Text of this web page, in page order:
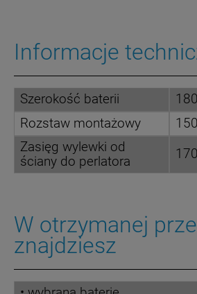
Informacje
Szerokość baterii
Rozstaw montażowy
Zasięg wylewki od
ściany do perlatora
W otrzymanej
znajdziesz